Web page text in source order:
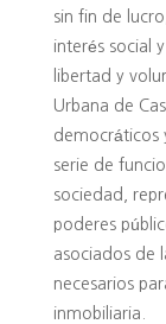
sin fin de
interés social
libertad y
Urbana de
democráticos
serie de
sociedad,
poderes
asociados de
necesarios
inmobiliaria.